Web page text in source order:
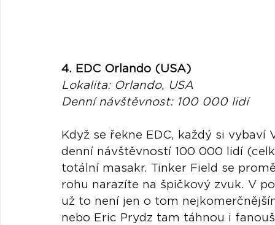
4. EDC Orlando (USA)
Lokalita: Orlando, USA
Denní návštěvnost: 100 000 lidí
Když se řekne EDC, každý si vybaví
denní návštěvností 100 000 lidí
totální masakr. Tinker Field se
rohu narazíte na špičkový zvuk. V
už to není jen o tom
nebo Eric Prydz tam táhnou i